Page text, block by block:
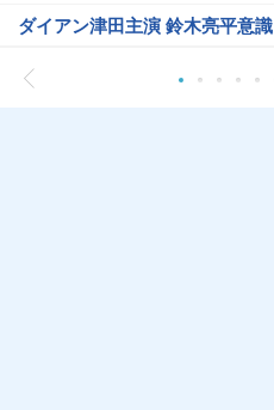
ダイアン津田主演 鈴木亮平意識